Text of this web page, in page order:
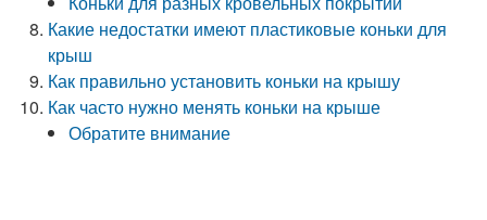
Какие недостатки имеют пластиковые коньки для
крыш
Как правильно установить коньки на крышу
Как часто нужно менять коньки на крыше
Обратите внимание